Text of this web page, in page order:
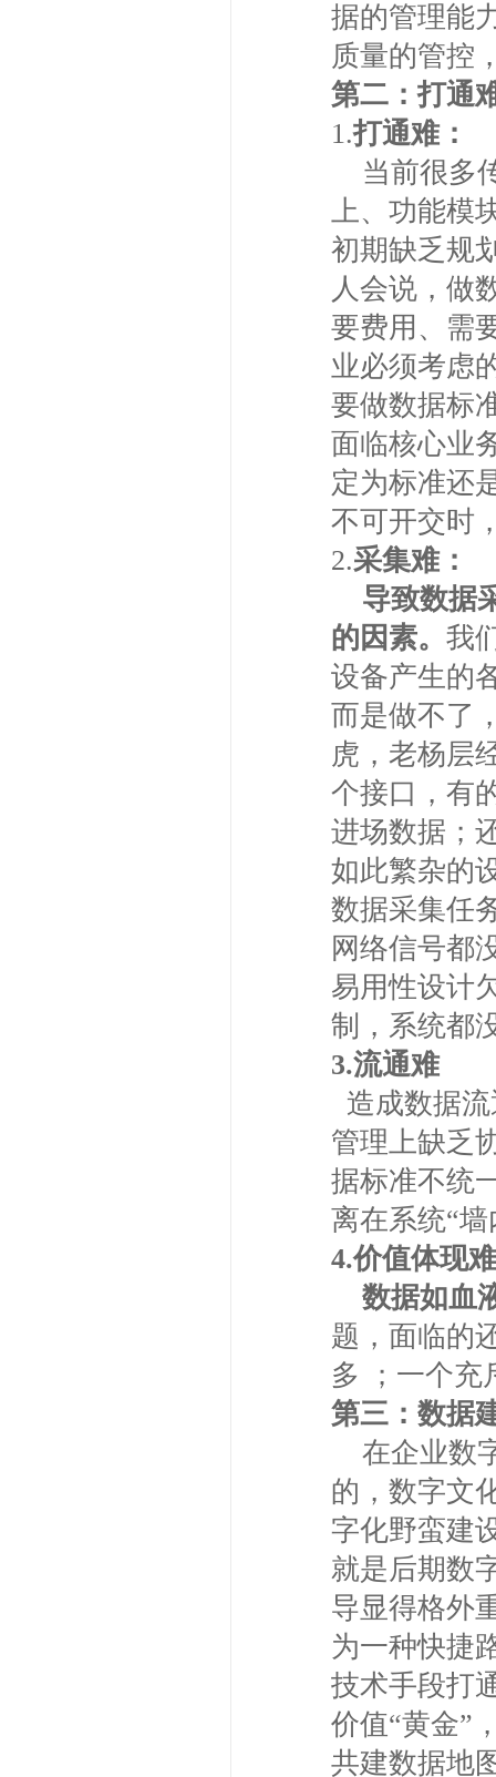
据的管理能
质量的管控
第二：打通
1.打通难：
当前很多
上、功能模
初期缺乏规
人会说，做
要费用、需
业必须考虑
要做数据标
面临核心业
定为标准还
不可开交时
2.采集难：
导致数据
的因素。 我
设备产生的
而是做不了
虎，老杨层
个接口，有
进场数据；
如此繁杂的
数据采集任
网络信号都
易用性设计
制，系统都
3.流通难
造成数据
管理上缺乏
据标准不统
离在系统“
4.价值体现难
数据如血
题，面临的
多 ；一个充
第三：数据
在企业数
的，数字文
字化野蛮建
就是后期数
导显得格外
为一种快捷
技术手段打
价值“黄金”
共建数据地